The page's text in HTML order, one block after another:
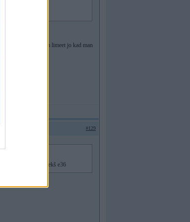
pasam limeet jo kad man
#129
lai tādus rauj priekš e36